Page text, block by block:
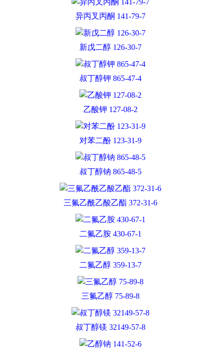
异丙叉丙酮 141-79-7
新戊二醇 126-30-7
叔丁醇钾 865-47-4
乙酸钾 127-08-2
对苯二酚 123-31-9
叔丁醇钠 865-48-5
三氟乙酰乙酸乙酯 372-31-6
二氟乙胺 430-67-1
二氟乙醇 359-13-7
三氟乙醇 75-89-8
叔丁醇镁 32149-57-8